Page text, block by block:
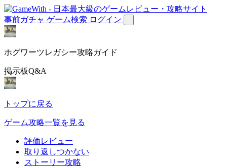
事前ガチャ ゲーム検索 ログイン
ホグワーツレガシー攻略ガイド
掲示板Q&A
トップに戻る
ゲーム攻略一覧を見る
評価レビュー
取り返しつかない
ストーリー攻略